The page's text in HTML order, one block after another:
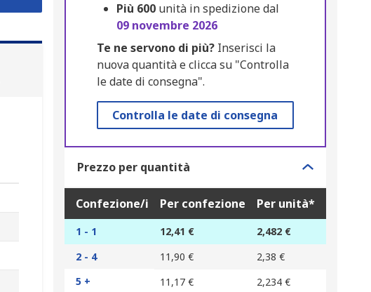
Più 600 unità in spedizione dal
09 novembre 2026
Te ne servono di più?Inserisci la
nuova quantità e clicca su "Controlla
le date di consegna".
Controlla le date di consegna
Prezzo per quantità
Confezione/i Per confezione Per unità*
1 - 1 12,41 €
2,482 €
2 - 4
11,90 €
2,38 €
5 +
11,17 € 2,234 €